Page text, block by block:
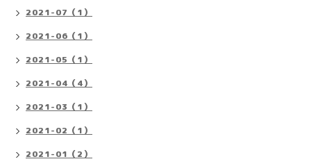
2021-07（1）
2021-06（1）
2021-05（1）
2021-04（4）
2021-03（1）
2021-02（1）
2021-01（2）